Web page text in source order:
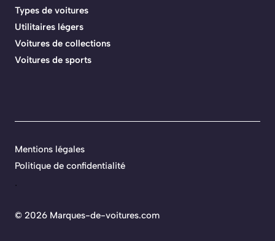
Types de voitures
Utilitaires légers
Voitures de collections
Voitures de sports
© 2026 Marques-de-voitures.com
.
Mentions légales
Politique de confidentialité